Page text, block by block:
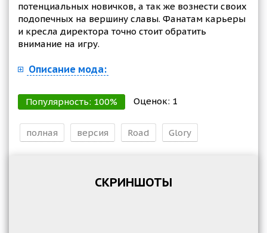
потенциальных новичков, а так же вознести своих
подопечных на вершину славы. Фанатам карьеры
и кресла директора точно стоит обратить
внимание на игру.
Описание мода:
Популярность: 100% Оценок: 1
полная версия Road Glory
СКРИНШОТЫ